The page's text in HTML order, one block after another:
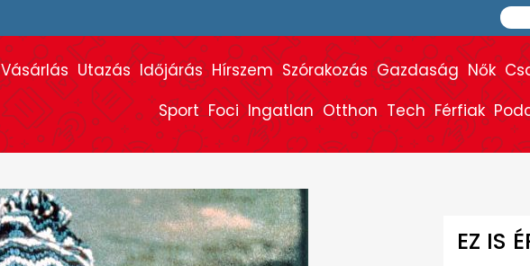
Vásárlás Utazás Időjárás Hírszem Szórakozás Gazdaság Nők
Sport Foci Ingatlan Otthon Tech Férfiak
EZ IS